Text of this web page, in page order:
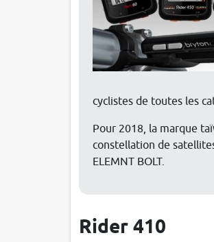
cyclistes de toutes les
Pour 2018, la marque
constellation de
ELEMNT BOLT.
Rider 410